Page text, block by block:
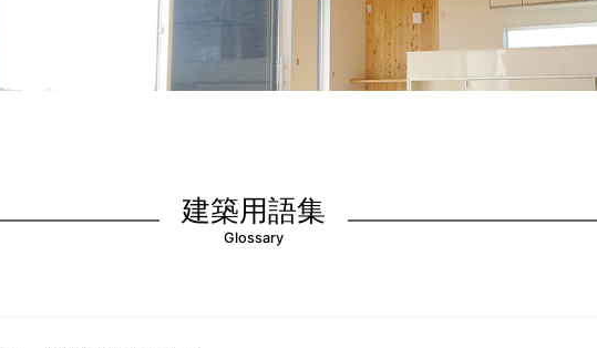
建築用語集
Glossary